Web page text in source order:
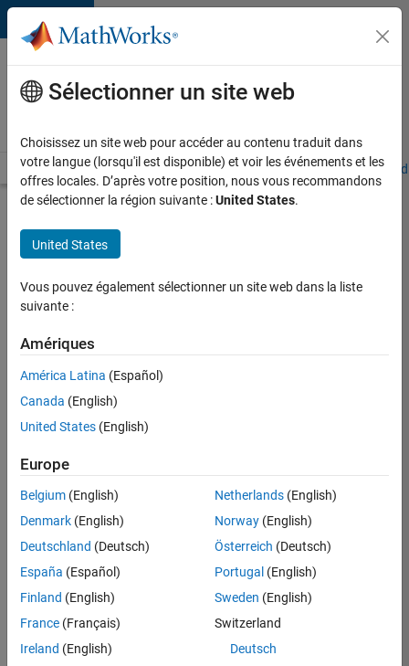
Passer au contenu
Votre
carrière
chez
Accueil Explorer nos opportunités Adresses de nos bureaux
d’autres
offres
Senior
Software
Quality
Engineer
maintenant
Poste:
36935-
Ingénierie
de
la
Sélectionner un site web
Choisissez un site web pour accéder au contenu traduit dans
votre langue (lorsqu'il est disponible) et voir les événements et les
offres locales. D’après votre position, nous vous recommandons
de sélectionner la région suivante :United States.
United States
Vous pouvez également sélectionner un site web dans la liste
suivante :
Amériques
América Latina (Español)
Canada (English)
United States (English)
Europe
Belgium (English)
Denmark (English)
Deutschland (Deutsch)
España (Español)
Finland (English)
France (Français)
Ireland (English)
Netherlands(English)
Norway(English)
Österreich (Deutsch)
Portugal (English)
Sweden (English)
Switzerland
Deutsch